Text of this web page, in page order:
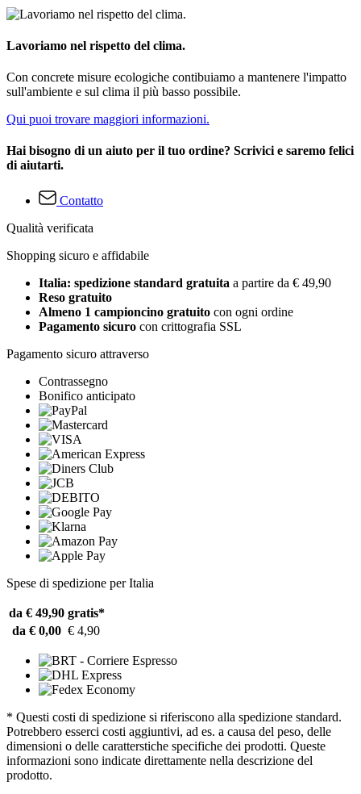
Lavoriamo nel rispetto del clima.
Con concrete misure ecologiche contibuiamo a mantenere l'impatto
sull'ambiente e sul clima il più basso possibile.
Qui puoi trovare maggiori informazioni.
Hai bisogno di un aiuto per il tuo ordine? Scrivici e saremo felici
di aiutarti.
Contatto
Qualità verificata
Shopping sicuro e affidabile
Italia: spedizione standard gratuita a partire da € 49,90
Reso gratuito
Almeno 1 campioncino gratuito con ogni ordine
Pagamento sicuro con crittografia SSL
Pagamento sicuro attraverso
Contrassegno
Bonifico anticipato
Spese di spedizione per Italia
da € 49,90 gratis*
da € 0,00 € 4,90
* Questi costi di spedizione si riferiscono alla spedizione standard.
Potrebbero esserci costi aggiuntivi, ad es. a causa del peso, delle
dimensioni o delle caratterstiche specifiche dei prodotti. Queste
informazioni sono indicate direttamente nella descrizione del
prodotto.